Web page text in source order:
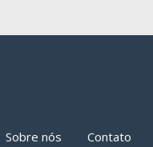
Sobre nós Contato